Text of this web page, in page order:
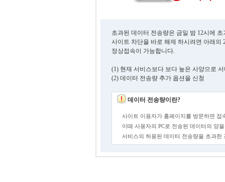
초과된 데이터 전송량은 금일 밤 12시에
사이트 차단을 바로 해제 하시려면 아래의
정상접속이 가능합니다.
(1) 현재 서비스보다 보다 높은 사양으로
(2) 데이터 전송량 추가 옵션을 신청
데이터 전송량이란?
사이트 이용자가 홈페이지를 방문하면 접
이때 사용자의 PC로 전송된 데이터의 양
서비스의 허용된 데이터 전송량을 초과